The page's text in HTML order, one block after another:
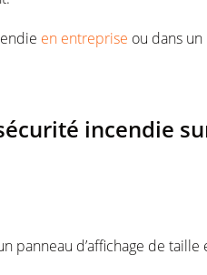
en entreprise ou dans un
incendie
panneau d’affichage de taille